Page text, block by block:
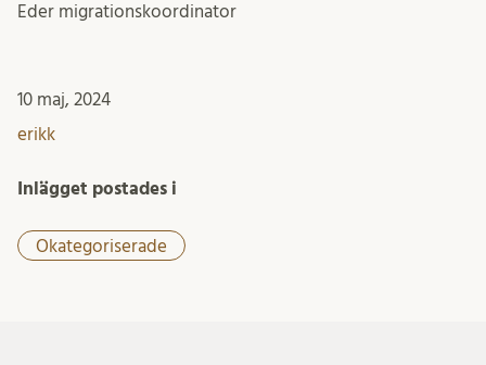
Eder migrationskoordinator
10 maj, 2024
erikk
Inlägget postades i
Okategoriserade